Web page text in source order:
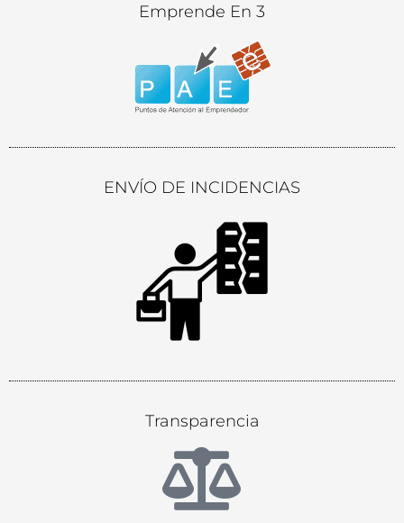
Emprende En 3
ENVÍO DE INCIDENCIAS
Transparencia